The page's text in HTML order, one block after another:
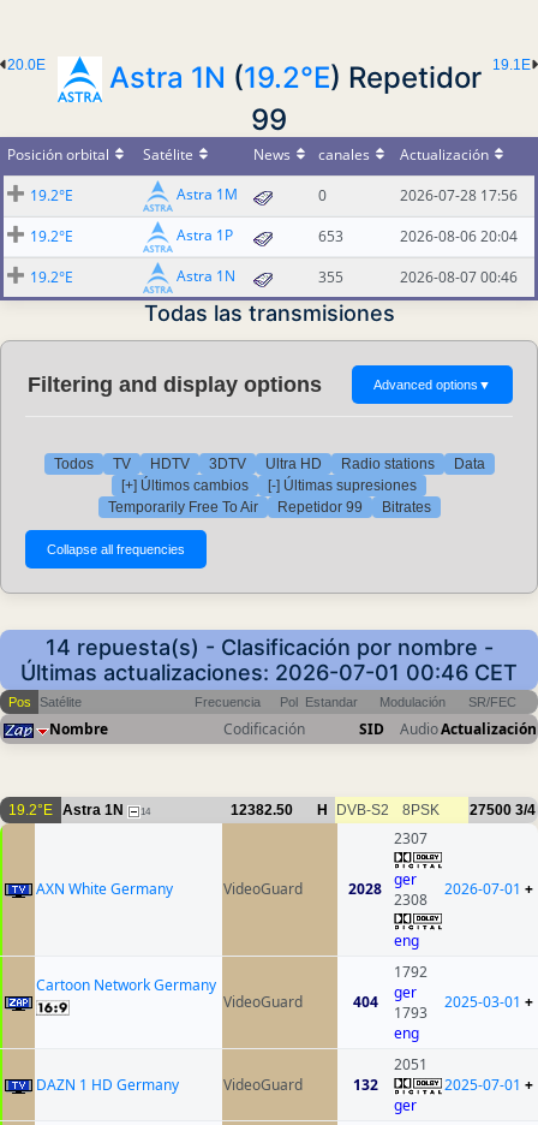
19.1E
20.0E Astra 1N (19.2°E) Repetidor
99
Posición orbital Satélite News canales
Actualización
19.2°E
Astra 1M 0
2026-07-28 17:56
19.2°E
Astra 1P 653
2026-08-06 20:04
19.2°E
Astra 1N 355 2026-08-07 00:46
Todas las transmisiones
Filtering and display options Advanced options ▼
Todos TV HDTV 3DTV Ultra HD Radio stations
Data
[+] Últimos cambios
[-] Últimas supresiones
Temporarily Free To Air
Repetidor 99 Bitrates
14 repuesta(s) - Clasificación por nombre -
Últimas actualizaciones: 2026-07-01 00:46 CET
Pos Satélite Frecuencia Pol Estandar Modulación SR/FEC
Nombre Codificación SID AudioActualización
19.2°E Astra 1N 14 12382.50 H DVB-S2 8PSK 27500 3/4
AXN White Germany VideoGuard 2028
2307
ger
2308
eng
2026-07-01 +
Cartoon Network Germany
VideoGuard
404
1792
ger
1793
eng
2025-03-01 +
DAZN 1 HD Germany VideoGuard 132
2051
ger
2025-07-01 +